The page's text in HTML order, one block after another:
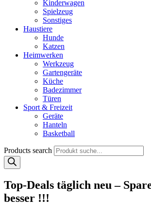
Kinderwagen
Spielzeug
Sonstiges
Haustiere
Hunde
Katzen
Heimwerken
Werkzeug
Gartengeräte
Küche
Badezimmer
Türen
Sport & Freizeit
Geräte
Hanteln
Basketball
Products search
Top-Deals täglich neu –
besser !!!